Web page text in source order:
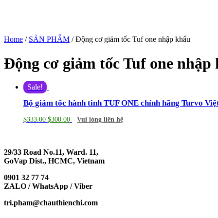
Home / SẢN PHẨM / Động cơ giảm tốc Tuf one nhập khẩu
Động cơ giảm tốc Tuf one nhập
Sale!
Bộ giảm tốc hành tinh TUF ONE chính hãng Turvo
$333.00 $300.00 Vui lòng liên hệ
29/33 Road No.11, Ward. 11,
GoVap Dist., HCMC, Vietnam
0901 32 77 74
ZALO / WhatsApp / Viber
tri.pham@chauthienchi.com